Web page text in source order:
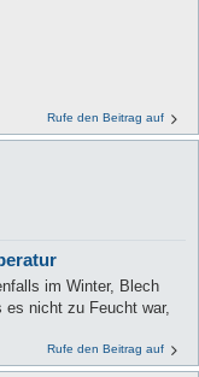
Rufe den Beitrag auf
im Winter, Blech
es nicht zu Feucht war,
Rufe den Beitrag auf